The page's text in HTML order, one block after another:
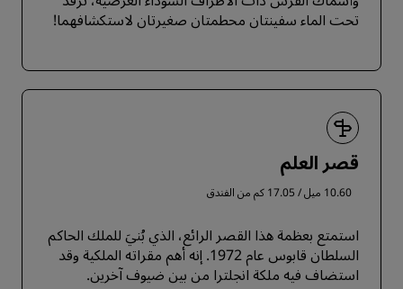
تحت الماء سفينتان محطمتان صغيرتان لاستكشافهما!
قصر العلم
10.60 ميل / 17.05 كم من الفندق
استمتع بعظمة هذا القصر الرائع، الذي بُنيَ للملك الحاكم
السلطان قابوس عام 1972. إنه أهم مقراته الملكية وقد
استضاف فيه ملكة انجلترا من بين ضيوف آخرين.